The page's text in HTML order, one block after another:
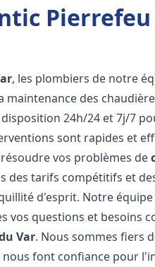
Pierrefeu
, les plombiers de notre
des
24h/24 et 7j/7
sont rapides et
vos problèmes de
des tarifs compétitifs et
d'esprit. Notre
vos questions et besoins
Var. Nous sommes fiers
font confiance pour